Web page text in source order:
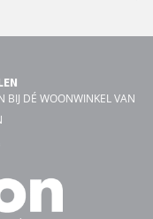
BIJ DÉ WOONWINKEL VAN